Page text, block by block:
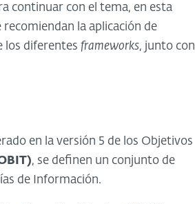
continuar con el tema, en esta
recomiendan la aplicación de
los diferentes frameworks, junto con
en la versión 5 de los Objetivos
, se definen un conjunto de
de Información.